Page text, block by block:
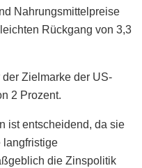
Nahrungsmittelpreise
Rückgang von 3,3
Zielmarke der US-
2 Prozent.
ist entscheidend, da sie
langfristige
die Zinspolitik